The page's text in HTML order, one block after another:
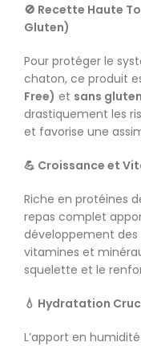
🚫 Recette Haute
Gluten)
Pour protéger le
chaton, ce produit
Free) et sans gluten
drastiquement les
et favorise une
💪 Croissance et
Riche en protéines
repas complet
développement des
vitamines et
squelette et le
💧 Hydratation
L’apport en